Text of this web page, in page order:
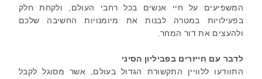
המשפיעים על חיי אנשים בכל רחבי העולם, ולקחת חלק
בפעילויות במטרה לבנות את מיומנויות החשיבה שלכם
ולהעצים את דור המחר.
לדבר עם חייזרים בפביליון הסיני
התוודעו ללוויין התקשורת הגדול בעולם, אשר מסוגל לקבל